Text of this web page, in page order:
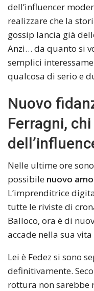
dell’influencer
realizzare che la
gossip lancia già
Anzi… da quanto si
semplici
qualcosa di serio e
Nuovo
Ferragni,
Nelle ultime ore
possibile nuovo
L’imprenditrice
tutte le riviste di
Balloco, ora è di
accade nella sua
Lei è Fedez si sono
definitivamente.
rottura non sarebbe